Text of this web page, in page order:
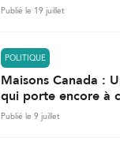
Publié le 19 juillet
POLITIQUE
Maisons Canada :
qui porte encore à
Publié le 9 juillet